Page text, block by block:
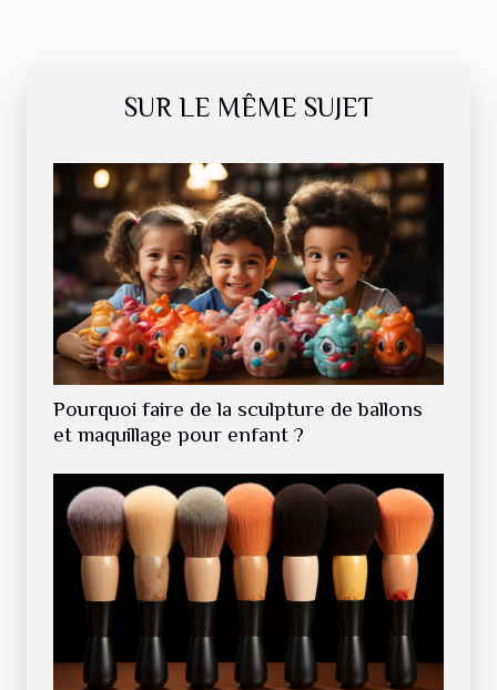
SUR LE MÊME SUJET
Pourquoi faire de la sculpture de ballons
et maquillage pour enfant ?